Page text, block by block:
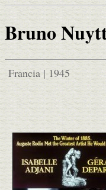
Bruno
Francia | 1945